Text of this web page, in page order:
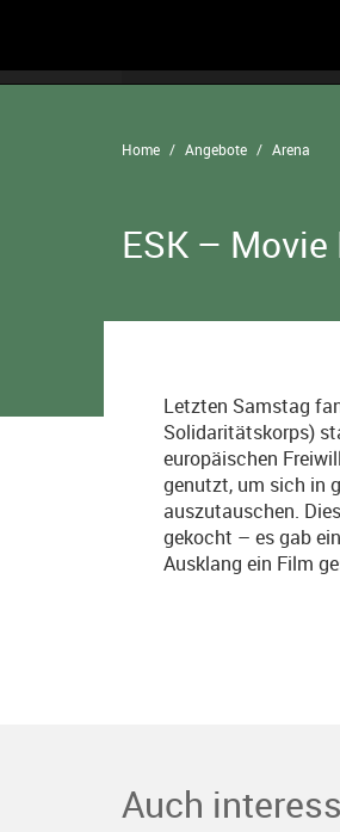
Home Angebote Arena
ESK –
Letzten Samstag
Solidaritätskorps)
europäischen
genutzt, um sich in
auszutauschen.
gekocht – es gab
Ausklang ein Film
Auch